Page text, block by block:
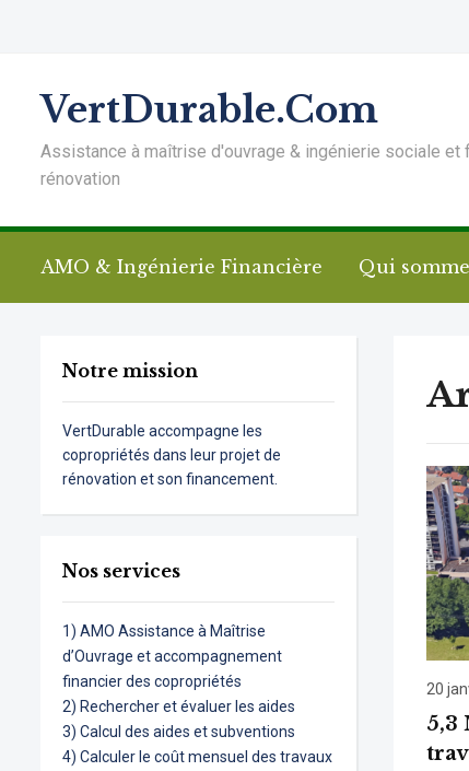
VertDurable.Com
Assistance à maîtrise d'ouvrage & ingénierie sociale et
rénovation
AMO & Ingénierie Financière Qui
Notre mission
VertDurable accompagne les
copropriétés dans leur projet de
rénovation et son financement.
Nos services
1) AMO Assistance à Maîtrise
d’Ouvrage et accompagnement
financier des copropriétés
2) Rechercher et évaluer les aides
3) Calcul des aides et subventions
4) Calculer le coût mensuel des travaux
20
5,3